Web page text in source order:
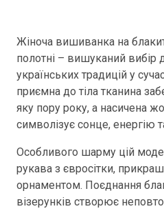
Жіноча вишиванка на
полотні – вишуканий вибір
українських традицій у
приємна до тіла тканина
яку пору року, а насичена
символізує сонце, енергію
Особливого шарму цій
рукава з євросітки,
орнаментом. Поєднання
візерунків створює